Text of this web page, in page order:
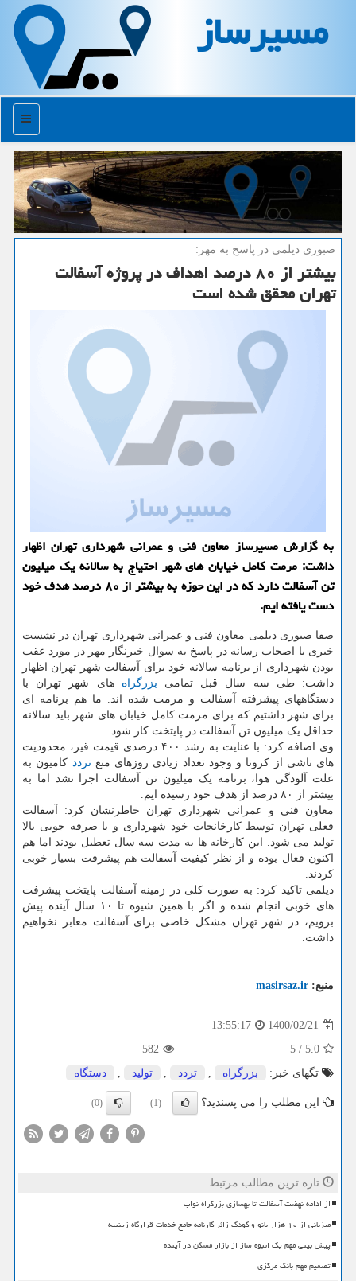
مسیرساز
منو
صبوری دیلمی در پاسخ به مهر:
بیشتر از ۸۰ درصد اهداف در پروژه آسفالت
تهران محقق شده است
به گزارش مسیرساز معاون فنی و عمرانی شهرداری تهران اظهار
داشت: مرمت کامل خیابان های شهر احتیاج به سالانه یک میلیون
تن آسفالت دارد که در این حوزه به بیشتر از ۸۰ درصد هدف خود
دست یافته ایم.
صفا صبوری دیلمی معاون فنی و عمرانی شهرداری تهران در نشست
خبری با اصحاب رسانه در پاسخ به سوال خبرنگار مهر در مورد عقب
بودن شهرداری از برنامه سالانه خود برای آسفالت شهر تهران اظهار
داشت: طی سه سال قبل تمامی بزرگراه های شهر تهران با
دستگاههای پیشرفته آسفالت و مرمت شده اند. ما هم برنامه ای
برای شهر داشتیم که برای مرمت کامل خیابان های شهر باید سالانه
حداقل یک میلیون تن آسفالت در پایتخت کار شود.
وی اضافه کرد: با عنایت به رشد ۴۰۰ درصدی قیمت قیر، محدودیت
های ناشی از کرونا و وجود تعداد زیادی روزهای منعتردد کامیون به
علت آلودگی هوا، برنامه یک میلیون تن آسفالت اجرا نشد اما به
بیشتر از ۸۰ درصد از هدف خود رسیده ایم.
معاون فنی و عمرانی شهرداری تهران خاطرنشان کرد: آسفالت
فعلی تهران توسط کارخانجات خود شهرداری و با صرفه جویی بالا
تولید می شود. این کارخانه ها به مدت سه سال تعطیل بودند اما هم
اکنون فعال بوده و از نظر کیفیت آسفالت هم پیشرفت بسیار خوبی
کردند.
دیلمی تاکید کرد: به صورت کلی در زمینه آسفالت پایتخت پیشرفت
های خوبی انجام شده و اگر با همین شیوه تا ۱۰ سال آینده پیش
برویم، در شهر تهران مشکل خاصی برای آسفالت معابر نخواهیم
داشت.
منبع: masirsaz.ir
1400/02/21
13:55:17
5.0
/
5
582
تگهای خبر:
بزرگراه , تردد , تولید , دستگاه
این مطلب را می پسندید؟ (1)
(0)
تازه ترین مطالب مرتبط
از ادامه نهضت آسفالت تا بهسازی بزرگراه نواب
میزبانی از ۱۰ هزار بانو و کودک زائر کارنامه جامع خدمات قرارگاه زینبیه
پیش بینی مهم یک انبوه ساز از بازار مسکن در آینده
تصمیم مهم بانک مرکزی